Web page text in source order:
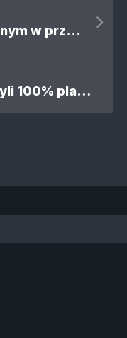
Spotkanie z psem policyjnym w przedszkolu
Ogrzewanie i ściany czyli 100% planu w 2014r.